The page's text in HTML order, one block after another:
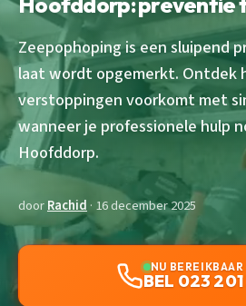
Zeepophoping is een sluipend
laat wordt opgemerkt. Ontdek
verstoppingen voorkomt met
wanneer je professionele hulp
Hoofddorp.
doorRachid · 16 december 2025
NU BEREIKBAAR
BEL 023